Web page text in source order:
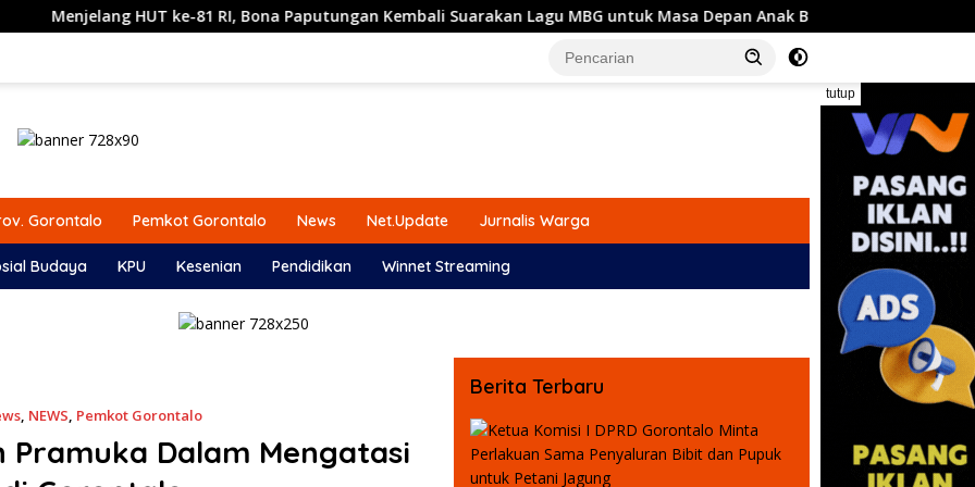
RI, Bona Paputungan Kembali Suarakan Lagu MBG untuk Masa Depan Anak Bangsa Komisi I DPRD Gorontalo
tutup
Gorontalo Pemkot Gorontalo News Net.Update Jurnalis Warga
Budaya KPU Kesenian Pendidikan Winnet Streaming
, NEWS, Pemkot Gorontalo
Pramuka Dalam Mengatasi
Berita Terbaru